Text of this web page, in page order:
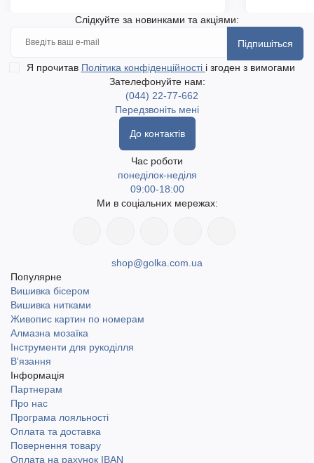
Слідкуйте за новинками та акціями:
Підпишіться
Я прочитав Політика конфіденційності і згоден з вимогами
Зателефонуйте нам:
(044) 22-77-662
Передзвоніть мені
До контактів
Час роботи
понеділок-неділя
09:00-18:00
Ми в соціальних мережах:
shop@golka.com.ua
Популярне
Вишивка бісером
Вишивка нитками
Живопис картин по номерам
Алмазна мозаїка
Інструменти для рукоділля
В'язання
Інформація
Партнерам
Про нас
Програма лояльності
Оплата та доставка
Повернення товару
Оплата на рахунок IBAN